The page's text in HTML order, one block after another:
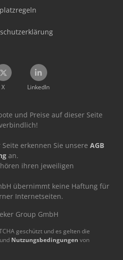
X LinkedIn
und Preise auf dieser Seite
erkennen Sie unsere AGB
an.
ihren jeweiligen
übernimmt keine Haftung für
Internetseiten.
Group GmbH
geschützt und es gelten die
und Nutzungsbedingungen von